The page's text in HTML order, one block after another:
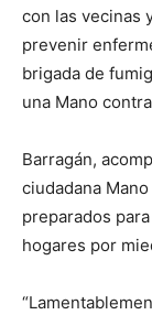
con las vecinas
prevenir
brigada de
una Mano
Barragán,
ciudadana
preparados
hogares por